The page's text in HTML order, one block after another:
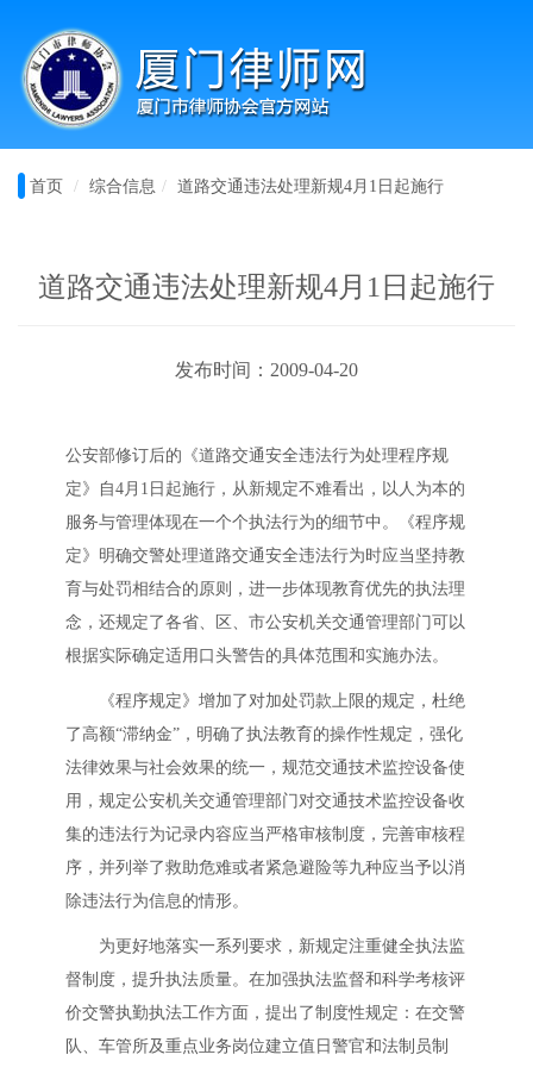
首页 综合信息 道路交通违法处理新规4月1日起施行
道路交通违法处理新规4月1日起施行
发布时间：2009-04-20
公安部修订后的《道路交通安全违法行为处理程序规
定》自4月1日起施行，从新规定不难看出，以人为本的
服务与管理体现在一个个执法行为的细节中。《程序规
定》明确交警处理道路交通安全违法行为时应当坚持教
育与处罚相结合的原则，进一步体现教育优先的执法理
念，还规定了各省、区、市公安机关交通管理部门可以
根据实际确定适用口头警告的具体范围和实施办法。
《程序规定》增加了对加处罚款上限的规定，杜绝
了高额“滞纳金”，明确了执法教育的操作性规定，强化
法律效果与社会效果的统一，规范交通技术监控设备使
用，规定公安机关交通管理部门对交通技术监控设备收
集的违法行为记录内容应当严格审核制度，完善审核程
序，并列举了救助危难或者紧急避险等九种应当予以消
除违法行为信息的情形。
为更好地落实一系列要求，新规定注重健全执法监
督制度，提升执法质量。在加强执法监督和科学考核评
价交警执勤执法工作方面，提出了制度性规定：在交警
队、车管所及重点业务岗位建立值日警官和法制员制